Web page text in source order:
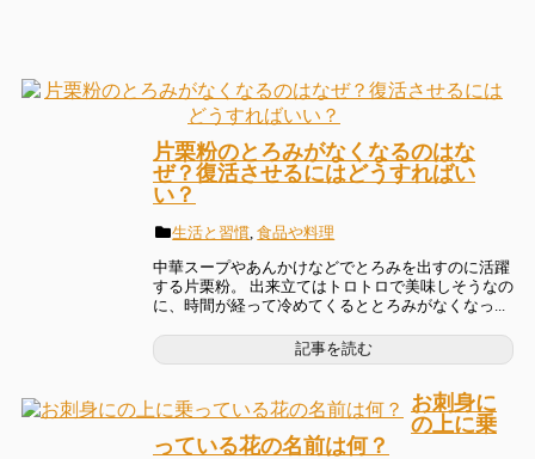
片栗粉のとろみがなくなるのはな
ぜ？復活させるにはどうすればい
い？
生活と習慣 ,食品や料理
中華スープやあんかけなどでとろみを出すのに活躍
する片栗粉。 出来立てはトロトロで美味しそうなの
に、時間が経って冷めてくるととろみがなくなっ...
記事を読む
お刺身に
の上に乗
っている花の名前は何？